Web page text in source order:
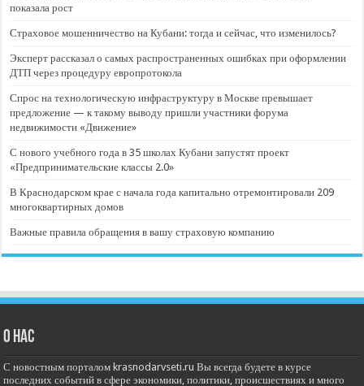
показала рост
Страховое мошенничество на Кубани: тогда и сейчас, что изменилось?
Эксперт рассказал о самых распространенных ошибках при оформлении
ДТП через процедуру европротокола
Спрос на технологическую инфраструктуру в Москве превышает
предложение — к такому выводу пришли участники форума
недвижимости «Движение»
С нового учебного года в 35 школах Кубани запустят проект
«Предпринимательские классы 2.0»
В Краснодарском крае с начала года капитально отремонтировали 209
многоквартирных домов
Важные правила обращения в вашу страховую компанию
О нас
С новостным порталом krasnodarvseti.ru Вы всегда будете в курсе
последних событий в сфере экономики, политики, происшествиях и много